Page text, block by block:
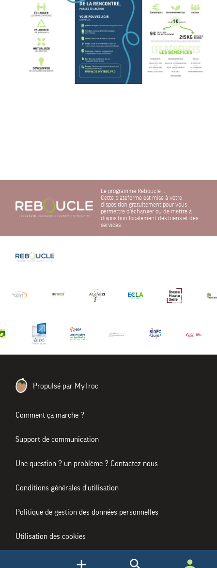
Le programme Reboucle ...
Cette plateforme est mise à votre
disposition gratuitement pour vous
permettre d'échanger ou de mettre à
disposition localement des biens et des
services
Propulsé par MyTroc
Comment ça marche ?
Support de communication
Une question ? un problème ? Contactez nous
Conditions générales d'utilisation
Politique de gestion des données personnelles
Utilisation des cookies